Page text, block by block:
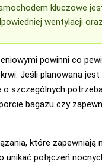
kluczowe
wentylacji
powinni co
Jeśli planowana
szczególnych
bagażu czy
które
unikać połączeń